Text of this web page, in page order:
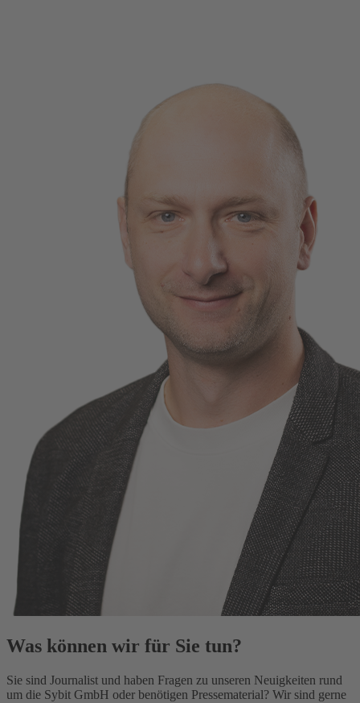
Was können wir für Sie tun?
Sie sind Journalist und haben Fragen zu unseren Neuigkeiten rund
um die Sybit GmbH oder benötigen Pressematerial? Wir sind gerne